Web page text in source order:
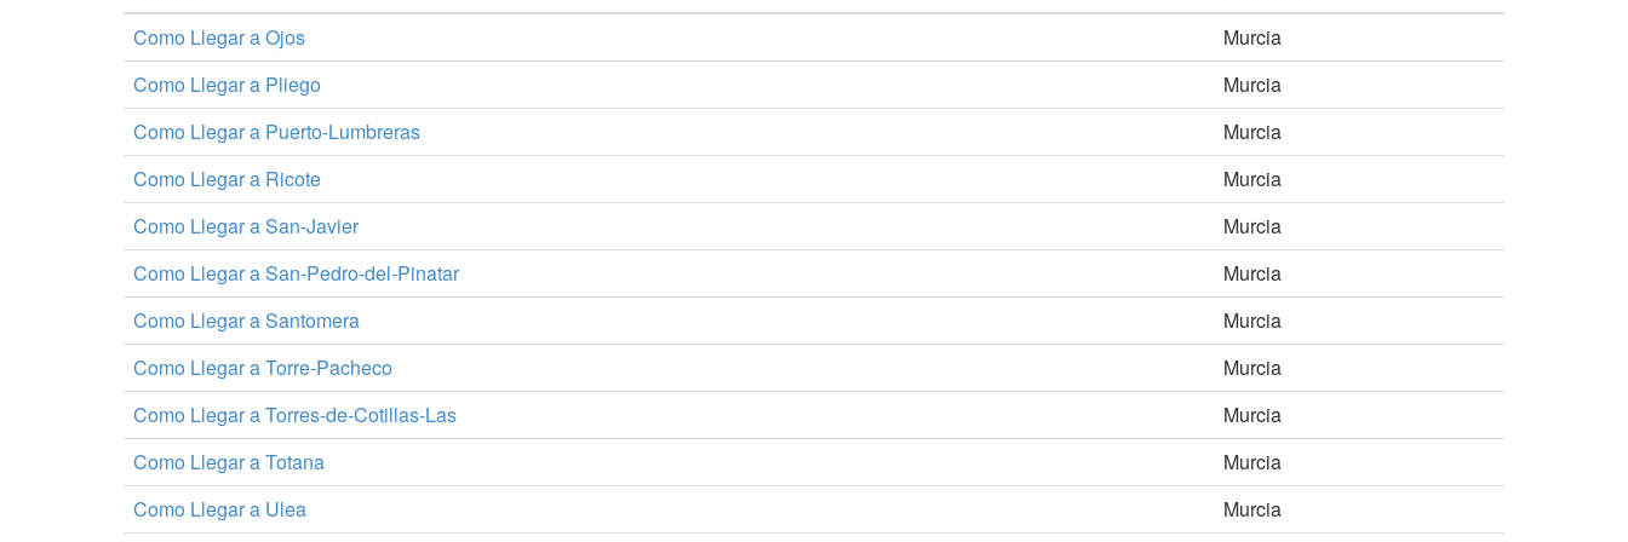
Como Llegar a Ojos
Murcia
Como Llegar a Pliego
Murcia
Como Llegar a Puerto-Lumbreras
Murcia
Como Llegar a Ricote
Murcia
Como Llegar a San-Javier
Murcia
Como Llegar a San-Pedro-del-Pinatar
Murcia
Como Llegar a Santomera
Murcia
Como Llegar a Torre-Pacheco
Murcia
Como Llegar a Torres-de-Cotillas-Las
Murcia
Como Llegar a Totana
Murcia
Como Llegar a Ulea
Murcia